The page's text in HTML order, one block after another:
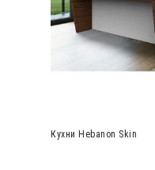
Кухни Hebanon Skin